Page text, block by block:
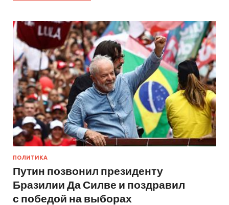
ПОЛИТИКА
Путин позвонил президенту
Бразилии Да Силве и поздравил
с победой на выборах